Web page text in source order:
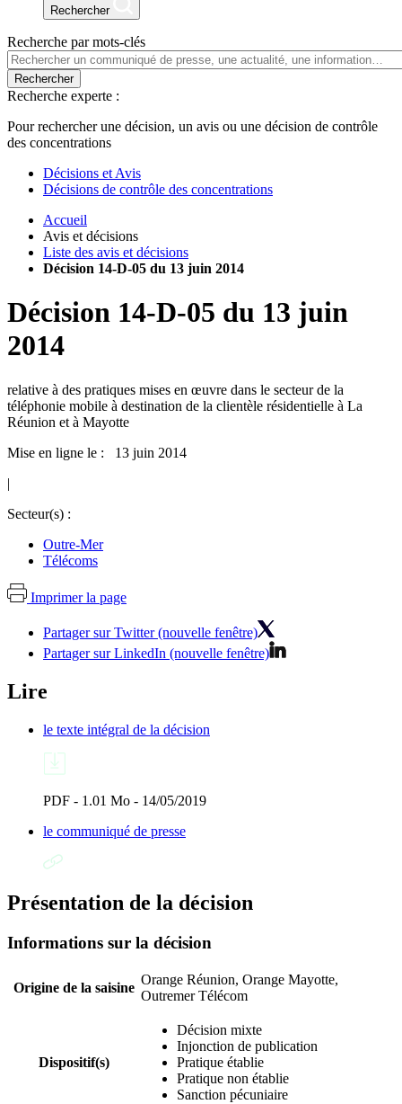
Rechercher
Recherche par mots-clés
Rechercher
Recherche experte :
Pour rechercher une décision, un avis ou une décision de contrôle
des concentrations
Décisions et Avis
Décisions de contrôle des concentrations
Accueil
Avis et décisions
Liste des avis et décisions
Décision 14-D-05 du 13 juin 2014
Décision 14-D-05 du 13 juin
2014
relative à des pratiques mises en œuvre dans le secteur de la
téléphonie mobile à destination de la clientèle résidentielle à La
Réunion et à Mayotte
Mise en ligne le : 13 juin 2014
|
Secteur(s) :
Outre-Mer
Télécoms
Imprimer la page
Partager sur Twitter (nouvelle fenêtre)
Partager sur LinkedIn (nouvelle fenêtre)
Lire
le texte intégral de la décision
PDF - 1.01 Mo - 14/05/2019
le communiqué de presse
Présentation de la décision
Informations sur la décision
Origine de la saisine
Orange Réunion, Orange Mayotte,
Outremer Télécom
Dispositif(s)
Décision mixte
Injonction de publication
Pratique établie
Pratique non établie
Sanction pécuniaire